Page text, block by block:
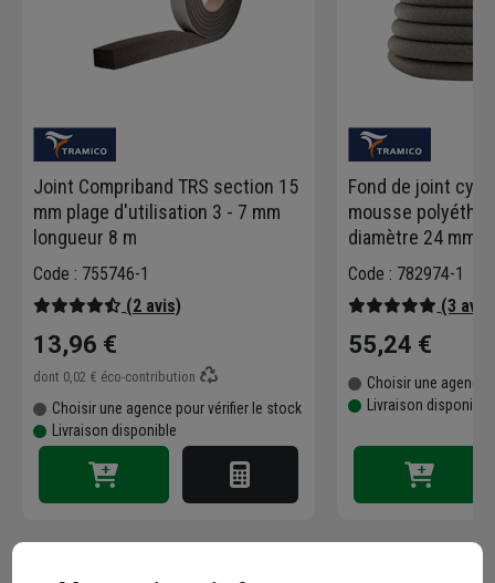
Joint Compriband TRS section 15
mm plage d'utilisation 3 - 7 mm
longueur 8 m
Code : 755746-1
(2 avis)
13,96 €
dont 0,02 € éco-contribution
Choisir une agence pour vérifier le stock
Livraison disponible
Fond de joint
mousse
diamètre 24 mm
Code : 782974-1
(3
55,24 €
Choisir une agence
Livraison disponible